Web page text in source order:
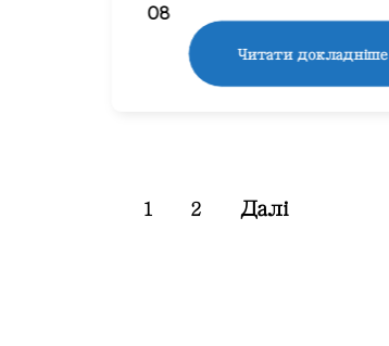
08
Читати докладніше
1 2 Далі